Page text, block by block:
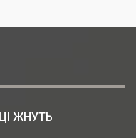
ЖНУТЬ